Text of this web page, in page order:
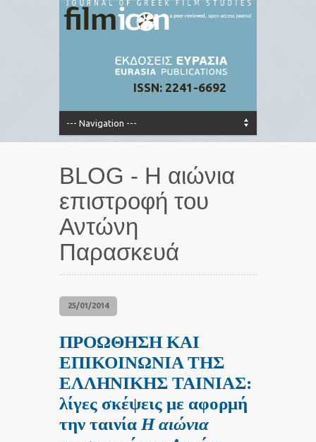
ISSN: 2241-6692
BLOG - Η αιώνια
επιστροφή του
Αντώνη
Παρασκευά
25/01/2014
ΠΡΟΩΘΗΣΗ ΚΑΙ
ΕΠΙΚΟΙΝΩΝΙΑ ΤΗΣ
ΕΛΛΗΝΙΚΗΣ ΤΑΙΝΙΑΣ:
λίγες σκέψεις με αφορμή
την ταινία Η αιώνια